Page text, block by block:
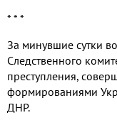
* * *
За минувшие сутки
Следственного
преступления,
формированиями
ДНР.